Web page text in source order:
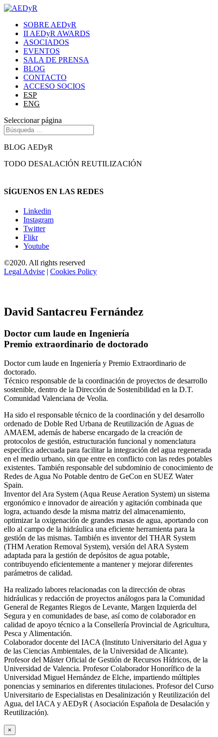
SOBRE AEDyR
II AEDyR AWARDS
ASOCIADOS
EVENTOS
SALA DE PRENSA
BLOG
CONTACTO
ACCESO SOCIOS
ESP
ENG
Seleccionar página
BLOG AEDyR
TODO DESALACIÓN REUTILIZACIÓN
SÍGUENOS EN LAS REDES
Linkedin
Instagram
Twitter
Flikr
Youtube
©2020. All rights reserved
Legal Advise | Cookies Policy
David Santacreu Fernández
Doctor cum laude en Ingeniería
Premio extraordinario de doctorado
Doctor cum laude en Ingeniería y Premio Extraordinario de
doctorado.
Técnico responsable de la coordinación de proyectos de desarrollo
sostenible, dentro de la Dirección de Sostenibilidad en la D.T.
Comunidad Valenciana de Veolia.
Ha sido el responsable técnico de la coordinación y del desarrollo
ordenado de Doble Red Urbana de Reutilización de Aguas de
AMAEM, además de haberse encargado de la creación de
protocolos de gestión, estructuración funcional y nomenclatura
específica adecuada para facilitar la integración del agua regenerada
en el medio urbano, sin que entre en conflicto con las redes potables
existentes. También responsable del subdominio de conocimiento de
Redes de Agua No Potable dentro de GeCon en SUEZ Water
Spain.
Inventor del Ara System (Aqua Reuse Aeration System) un sistema
ergonómico e innovador de aireación y agitación combinada que
logra, actuando desde la misma matriz del almacenamiento,
optimizar la oxigenación de grandes masas de agua, aportando con
ello al campo de la hidráulica una eficiente herramienta para la
gestión de las mismas. También es inventor del THAR System
(THM Aeration Removal System), versión del ARA System
adaptada para la gestión de depósitos de agua potable,
contribuyendo eficientemente a mantener y mejorar diferentes
parámetros de calidad.
Ha realizado labores relacionadas con la dirección de obras
hidráulicas y redacción de proyectos análogos para la Comunidad
General de Regantes Riegos de Levante, Margen Izquierda del
Segura y en comunidades de base, así como de colaborador en
calidad de apoyo técnico a la Consellería Provincial de Agricultura,
Pesca y Alimentación.
Colaborador docente del IACA (Instituto Universitario del Agua y
de las Ciencias Ambientales, de la Universidad de Alicante).
Profesor del Máster Oficial de Gestión de Recursos Hídricos, de la
Universidad de Valencia. Profesor Colaborador Honorífico de la
Universidad Miguel Hernández de Elche, impartiendo múltiples
ponencias y seminarios en diferentes titulaciones. Profesor del Curso
Universitario de Especialistas en Desalinización y Reutilización del
Agua, del IACA y AEDyR ( Asociación Española de Desalación y
Reutilización).
×